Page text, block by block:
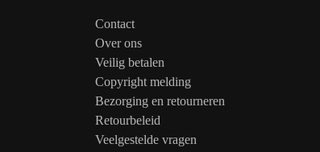
Contact
Over ons
Veilig betalen
Copyright melding
Bezorging en retourneren
Retourbeleid
Veelgestelde vragen